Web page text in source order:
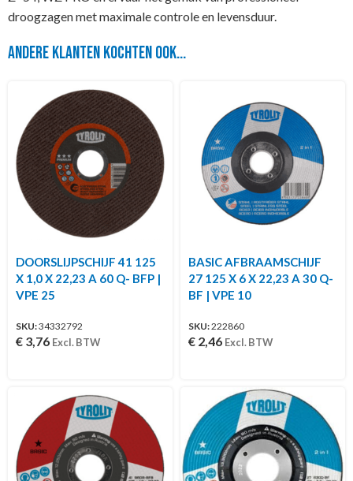
droogzagen met maximale controle en levensduur.
Andere klanten kochten ook...
DOORSLIJPSCHIJF 41 125
X 1,0 X 22,23 A 60 Q- BFP |
VPE 25
SKU:34332792
€ 3,76 Excl. BTW
BASIC AFBRAAMSCHIJF
27 125 X 6 X 22,23 A 30 Q-
BF | VPE 10
SKU:222860
€ 2,46 Excl. BTW